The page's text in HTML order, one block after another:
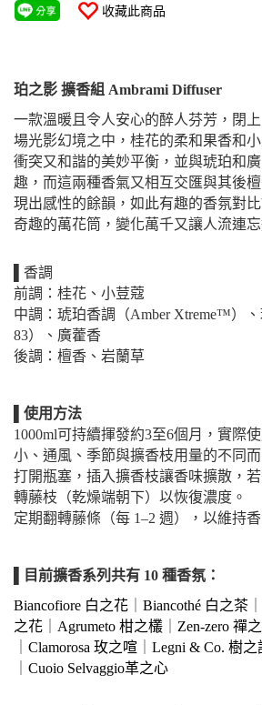
收藏此商品
珀之影 擴香組 Ambrami Diffuser
一款溫暖且令人安心的醉人芬芳，閉
場光影幻境之中，桂花的柔和果香和
衝突又和諧的美妙平衡，並與琥珀和
趣，而這兩種香氣又相互交匯與其後
現出感性的餘韻，如此有趣的香氛對
奇趣的萬花筒，變化萬千又讓人流連忘
▌香調
前調：桂花、小荳蔻
中調：琥珀香調（Amber Xtreme™）
83）、廣藿香
後調：檀香、岩蘭草
▌使用方法
1000ml可持續揮發約3至6個月，實際
小、通風、季節與擴香枝用量的不同而
打開瓶塞，插入擴香枝讓香味擴散，
轉藤枝（乾燥端朝下）以恢復濃度。
定期翻轉藤條（每 1–2 週），以維持
▌目前擴香系列共有 10 種香氛：
Biancofiore 白之花
Biancothé 白之茶
之花
Agrumeto 柑之欉 Zen-zero 禪
Clamorosa 玫之喧 Legni & Co. 樹之
Cuoio Selvaggio革之心